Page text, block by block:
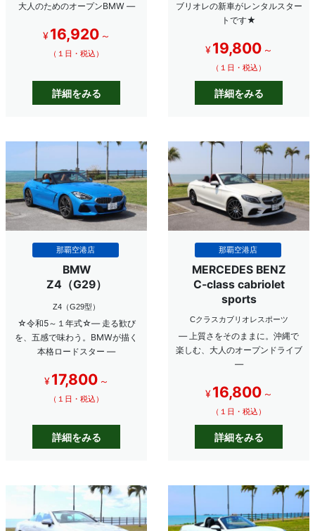
大人のためのオープンBMW ―
¥ 16,920 ～
（１日・税込）
詳細をみる
ブリオレの新車がレンタルスター
トです★
¥ 19,800 ～
（１日・税込）
詳細をみる
那覇空港店
BMW
Z4（G29）
Z4（G29型）
☆令和5～１年式☆― 走る歓び
を、五感で味わう。BMWが描く
本格ロードスター ―
¥ 17,800 ～
（１日・税込）
詳細をみる
那覇空港店
MERCEDES BENZ
C-class cabriolet
sports
Cクラスカブリオレスポーツ
― 上質さをそのままに。沖縄で
楽しむ、大人のオープンドライブ
―
¥ 16,800 ～
（１日・税込）
詳細をみる